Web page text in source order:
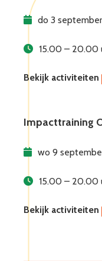
do 3
15.00 – 20.00
Impacttraining
wo 9
15.00 – 20.00